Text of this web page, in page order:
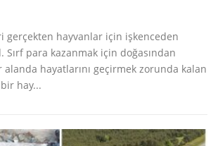
gerçekten hayvanlar için işkenceden
Sırf para kazanmak için doğasından
alanda hayatlarını geçirmek zorunda kalan
hay...